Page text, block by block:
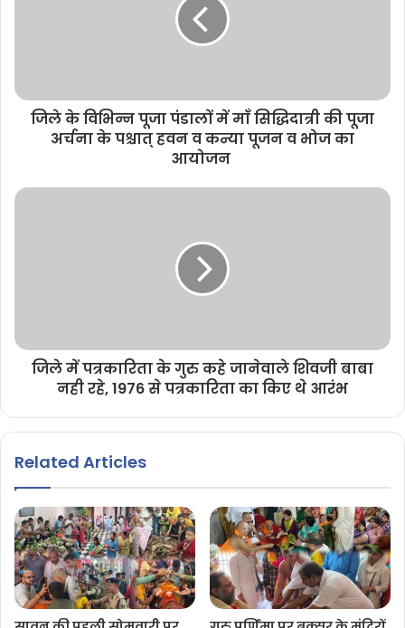
e
जिले के विभिन्न पूजा पंडालों में माँ सिद्धिदात्री की पूजा
अर्चना के पश्चात् हवन व कन्या पूजन व भोज का
आयोजन
जिले में पत्रकारिता के गुरु कहे जानेवाले शिवजी बाबा
नही रहे, 1976 से पत्रकारिता का किए थे आरंभ
Related Articles